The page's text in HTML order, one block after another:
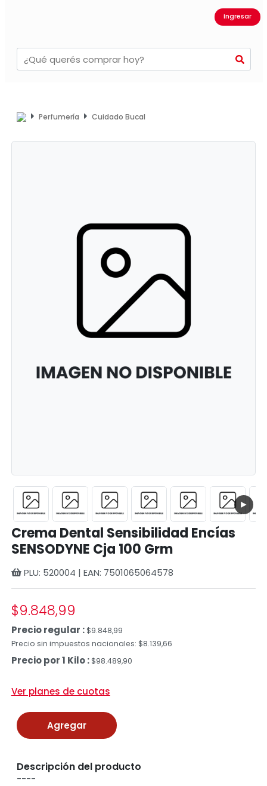
Ingresar
Perfumería Cuidado Bucal
►
Crema Dental Sensibilidad Encías
SENSODYNE Cja 100 Grm
PLU: 520004 | EAN: 7501065064578
$9.848,99
Precio regular :$9.848,99
Precio sin impuestos nacionales: $8.139,66
Precio por 1 Kilo : $98.489,90
Ver planes de cuotas
Agregar
Descripción del producto
----